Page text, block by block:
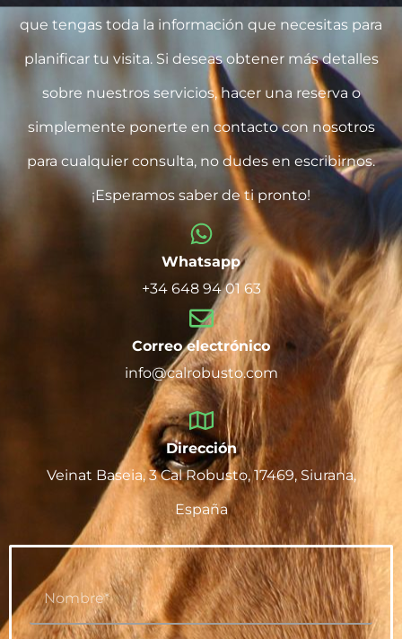
que tengas toda la información que necesitas para
planificar tu visita. Si deseas obtener más detalles
sobre nuestros servicios, hacer una reserva o
simplemente ponerte en contacto con nosotros
para cualquier consulta, no dudes en escribirnos.
¡Esperamos saber de ti pronto!
Whatsapp
+34 648 94 01 63
Correo electrónico
info@calrobusto.com
Dirección
Veinat Baseia, 3 Cal Robusto, 17469, Siurana,
España